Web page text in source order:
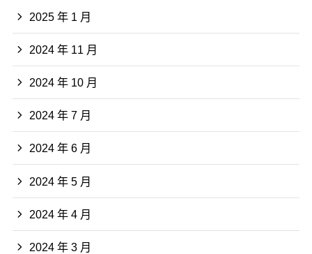
2025 年 1 月
2024 年 11 月
2024 年 10 月
2024 年 7 月
2024 年 6 月
2024 年 5 月
2024 年 4 月
2024 年 3 月